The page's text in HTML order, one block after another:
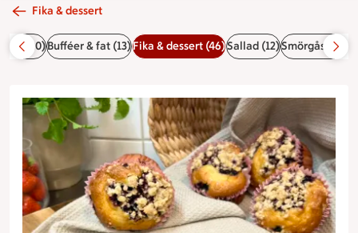
Fika & dessert
Bröd (20)Bufféer & fat (13)Fika & dessert (46)Sallad (12)Smörgåsar